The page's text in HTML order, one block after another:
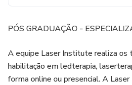
PÓS GRADUAÇÃO -
A equipe Laser Institute realiza os
habilitação em ledterapia,
forma online ou presencial. A